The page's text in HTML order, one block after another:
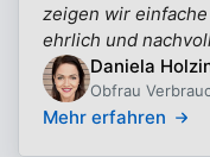
zeigen wir
ehrlich und
Daniela
Obfrau
Mehr erfahren